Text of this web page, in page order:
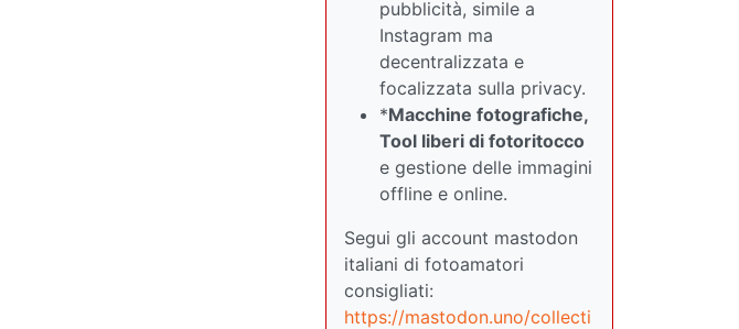
pubblicità, simile a
Instagram ma
decentralizzata e
focalizzata sulla privacy.
*Macchine fotografiche,
Tool liberi di fotoritocco
e gestione delle immagini
offline e online.
Segui gli account mastodon
italiani di fotoamatori
consigliati:
https://mastodon.uno/collecti